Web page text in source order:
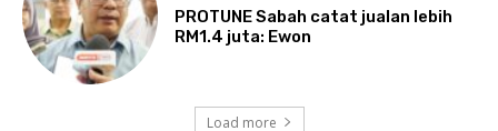
PROTUNE Sabah catat jualan lebih
RM1.4 juta: Ewon
Load more